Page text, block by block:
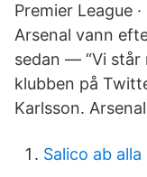
Premier League
Arsenal vann
sedan — “Vi står
klubben på
Karlsson.
Salico ab alla